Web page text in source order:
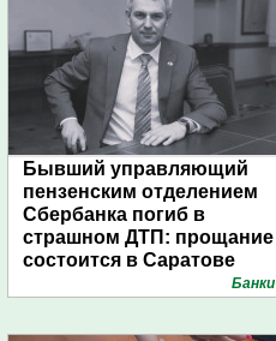
Бывший управляющий
пензенским отделением
Сбербанка погиб в
страшном ДТП: прощание
состоится в Саратове
Банки